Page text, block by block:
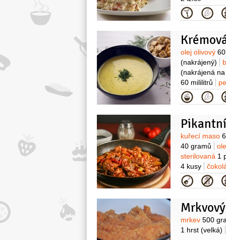
olej olivový
(nakrájený)
(nakrájená
60 mililitrů
(najemno
kuřecí maso
40 gramů
sterilovaná 1
4 kusy
mrkev 500
1 hrst (velká)